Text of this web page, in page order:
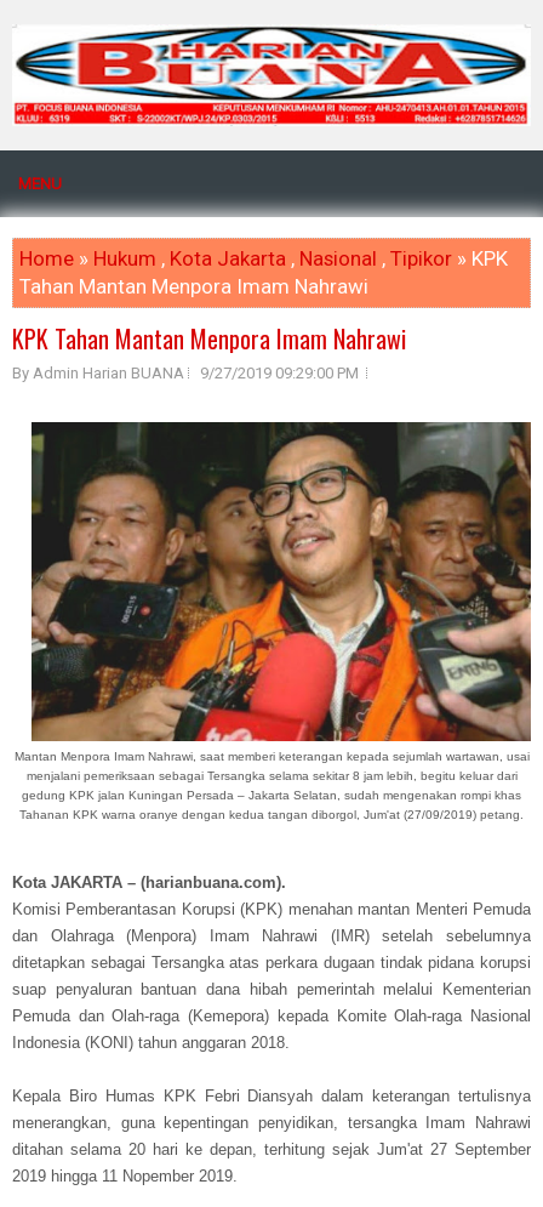
MENU
Home » Hukum , Kota Jakarta , Nasional , Tipikor » KPK
Tahan Mantan Menpora Imam Nahrawi
KPK Tahan Mantan Menpora Imam Nahrawi
By Admin Harian BUANA 9/27/2019 09:29:00 PM
Mantan Menpora Imam Nahrawi, saat memberi keterangan kepada sejumlah wartawan, usai
menjalani pemeriksaan sebagai Tersangka selama sekitar 8 jam lebih, begitu keluar dari
gedung KPK jalan Kuningan Persada – Jakarta Selatan, sudah mengenakan rompi khas
Tahanan KPK warna oranye dengan kedua tangan diborgol, Jum'at (27/09/2019) petang.
Kota JAKARTA – (harianbuana.com).
Komisi Pemberantasan Korupsi (KPK) menahan mantan Menteri Pemuda
dan Olahraga (Menpora) Imam Nahrawi (IMR) setelah sebelumnya
ditetapkan sebagai Tersangka atas perkara dugaan tindak pidana korupsi
suap penyaluran bantuan dana hibah pemerintah melalui Kementerian
Pemuda dan Olah-raga (Kemepora) kepada Komite Olah-raga Nasional
Indonesia (KONI) tahun anggaran 2018.
Kepala Biro Humas KPK Febri Diansyah dalam keterangan tertulisnya
menerangkan, guna kepentingan penyidikan, tersangka Imam Nahrawi
ditahan selama 20 hari ke depan, terhitung sejak Jum'at 27 September
2019 hingga 11 Nopember 2019.